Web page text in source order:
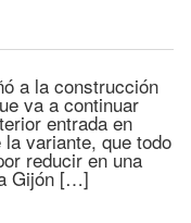
a la construcción
va a continuar
entrada en
variante, que todo
reducir en una
Gijón […]